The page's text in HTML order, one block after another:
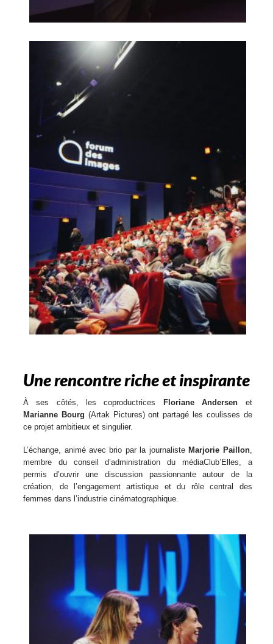
Une rencontre riche et inspirante
À ses côtés, les coproductrices Floriane Andersen et
Marianne Bourg (Artak Pictures) ont partagé les coulisses de
ce projet ambitieux et singulier.
L’échange, animé avec brio par la journaliste Marjorie Paillon,
membre du conseil d’administration du médiaClub’Elles, a
permis d’ouvrir une discussion passionnante autour de la
création, de l’engagement artistique et du rôle central des
femmes dans l’industrie cinématographique.